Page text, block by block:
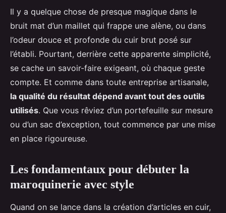
Il y a quelque chose de presque magique dans le
bruit mat d’un maillet qui frappe une alène, ou dans
l’odeur douce et profonde du cuir brut posé sur
l’établi. Pourtant, derrière cette apparente simplicité,
se cache un savoir-faire exigeant, où chaque geste
compte. Et comme dans toute entreprise artisanale,
la qualité du résultat dépend avant tout des outils
utilisés. Que vous rêviez d’un portefeuille sur mesure
ou d’un sac d’exception, tout commence par une mise
en place rigoureuse.
Les fondamentaux pour débuter la
maroquinerie avec style
Quand on se lance dans la création d’articles en cuir,